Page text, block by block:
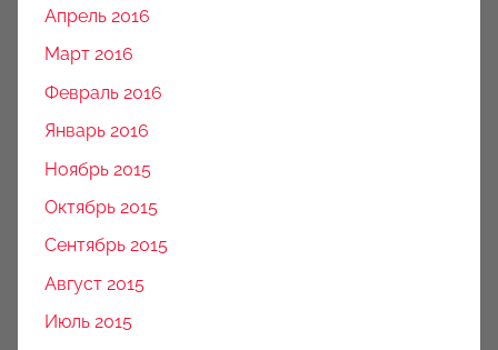
Апрель 2016
Март 2016
Февраль 2016
Январь 2016
Ноябрь 2015
Октябрь 2015
Сентябрь 2015
Август 2015
Июль 2015